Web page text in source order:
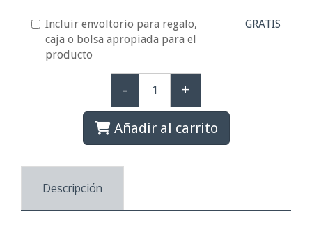
Incluir envoltorio para regalo,
caja o bolsa apropiada para el
producto
GRATIS
- +
Añadir al carrito
Descripción